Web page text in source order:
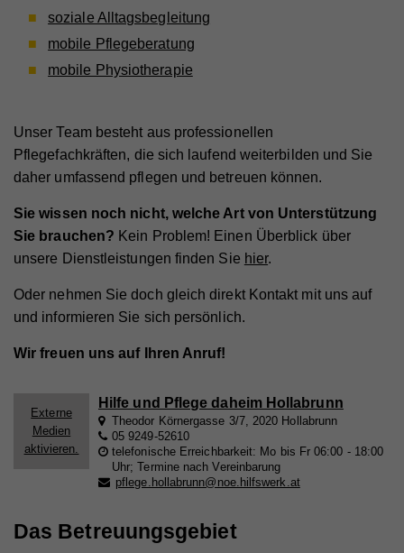
soziale Alltagsbegleitung
mobile Pflegeberatung
mobile Physiotherapie
Unser Team besteht aus professionellen
Pflegefachkräften, die sich laufend weiterbilden und Sie
daher umfassend pflegen und betreuen können.
Sie wissen noch nicht, welche Art von Unterstützung
Sie brauchen? Kein Problem! Einen Überblick über
unsere Dienstleistungen finden Sie hier.
Oder nehmen Sie doch gleich direkt Kontakt mit uns auf
und informieren Sie sich persönlich.
Wir freuen uns auf Ihren Anruf!
Externe
Medien
aktivieren.
Hilfe und Pflege daheim Hollabrunn
Theodor Körnergasse 3/7, 2020 Hollabrunn
05 9249-52610
telefonische Erreichbarkeit: Mo bis Fr 06:00 - 18:00
Uhr; Termine nach Vereinbarung
pflege.hollabrunn@noe.hilfswerk.at
Das Betreuungsgebiet